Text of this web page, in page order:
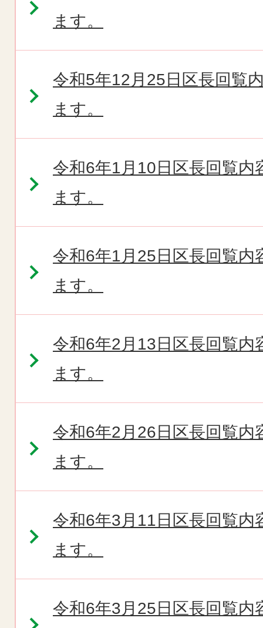
ます。
令和5年12月25日区長回覧
ます。
令和6年1月10日区長回覧
ます。
令和6年1月25日区長回覧
ます。
令和6年2月13日区長回覧
ます。
令和6年2月26日区長回覧
ます。
令和6年3月11日区長回覧
ます。
令和6年3月25日区長回覧